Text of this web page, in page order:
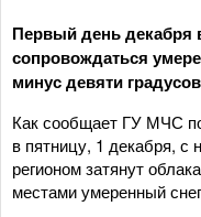
Первый день декабря
сопровождаться
минус девяти
Как сообщает ГУ МЧС
в пятницу, 1 декабря, с
регионом затянут
местами умеренный